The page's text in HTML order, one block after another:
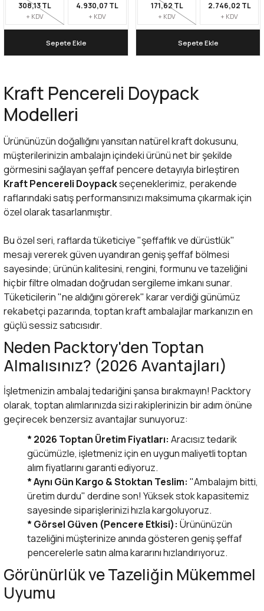
4.930,07 TL
+ KDV
308,13 TL
+ KDV
Sepete Ekle
2.746,02 TL
+ KDV
171,62 TL
+ KDV
Sepete Ekle
Kraft Pencereli Doypack
Modelleri
Ürününüzün doğallığını yansıtan natürel kraft dokusunu,
müşterilerinizin ambalajın içindeki ürünü net bir şekilde
görmesini sağlayan şeffaf pencere detayıyla birleştiren
Kraft Pencereli Doypackseçeneklerimiz, perakende
raflarındaki satış performansınızı maksimuma çıkarmak için
özel olarak tasarlanmıştır.
Bu özel seri, raflarda tüketiciye "şeffaflık ve dürüstlük"
mesajı vererek güven uyandıran geniş şeffaf bölmesi
sayesinde; ürünün kalitesini, rengini, formunu ve tazeliğini
hiçbir filtre olmadan doğrudan sergileme imkanı sunar.
Tüketicilerin "ne aldığını görerek" karar verdiği günümüz
rekabetçi pazarında, toptan kraft ambalajlar markanızın en
güçlü sessiz satıcısıdır.
Neden Packtory'den Toptan
Almalısınız? (2026 Avantajları)
İşletmenizin ambalaj tedariğini şansa bırakmayın! Packtory
olarak, toptan alımlarınızda sizi rakiplerinizin bir adım önüne
geçirecek benzersiz avantajlar sunuyoruz:
* 2026 Toptan Üretim Fiyatları: Aracısız tedarik
gücümüzle, işletmeniz için en uygun maliyetli toptan
alım fiyatlarını garanti ediyoruz.
* Aynı Gün Kargo & Stoktan Teslim: "Ambalajım bitti,
üretim durdu" derdine son! Yüksek stok kapasitemiz
sayesinde siparişlerinizi hızla kargoluyoruz.
* Görsel Güven (Pencere Etkisi): Ürününüzün
tazeliğini müşterinize anında gösteren geniş şeffaf
pencerelerle satın alma kararını hızlandırıyoruz.
Görünürlük ve Tazeliğin Mükemmel
Uyumu